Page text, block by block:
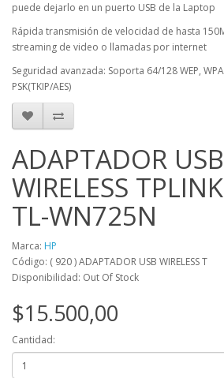
puede dejarlo en un puerto USB de la Laptop
Rápida transmisión de velocidad de hasta
streaming de video o llamadas por internet
Seguridad avanzada: Soporta 64/128 WEP,
PSK(TKIP/AES)
ADAPTADOR USB
WIRELESS
TL-WN725N
Marca: HP
Código: ( 920 ) ADAPTADOR USB WIRELESS T
Disponibilidad: Out Of Stock
$15.500,00
Cantidad: